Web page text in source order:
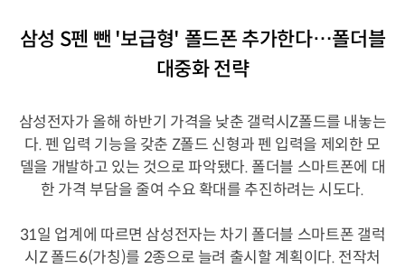
삼성 S펜 뺀 '보급형' 폴드폰 추가한다…폴더블
대중화 전략
삼성전자가 올해 하반기 가격을 낮춘 갤럭시Z폴드를 내놓는
다. 펜 입력 기능을 갖춘 Z폴드 신형과 펜 입력을 제외한 모
델을 개발하고 있는 것으로 파악됐다. 폴더블 스마트폰에 대
한 가격 부담을 줄여 수요 확대를 추진하려는 시도다.
31일 업계에 따르면 삼성전자는 차기 폴더블 스마트폰 갤럭
시Z 폴드6(가칭)를 2종으로 늘려 출시할 계획이다. 전작처